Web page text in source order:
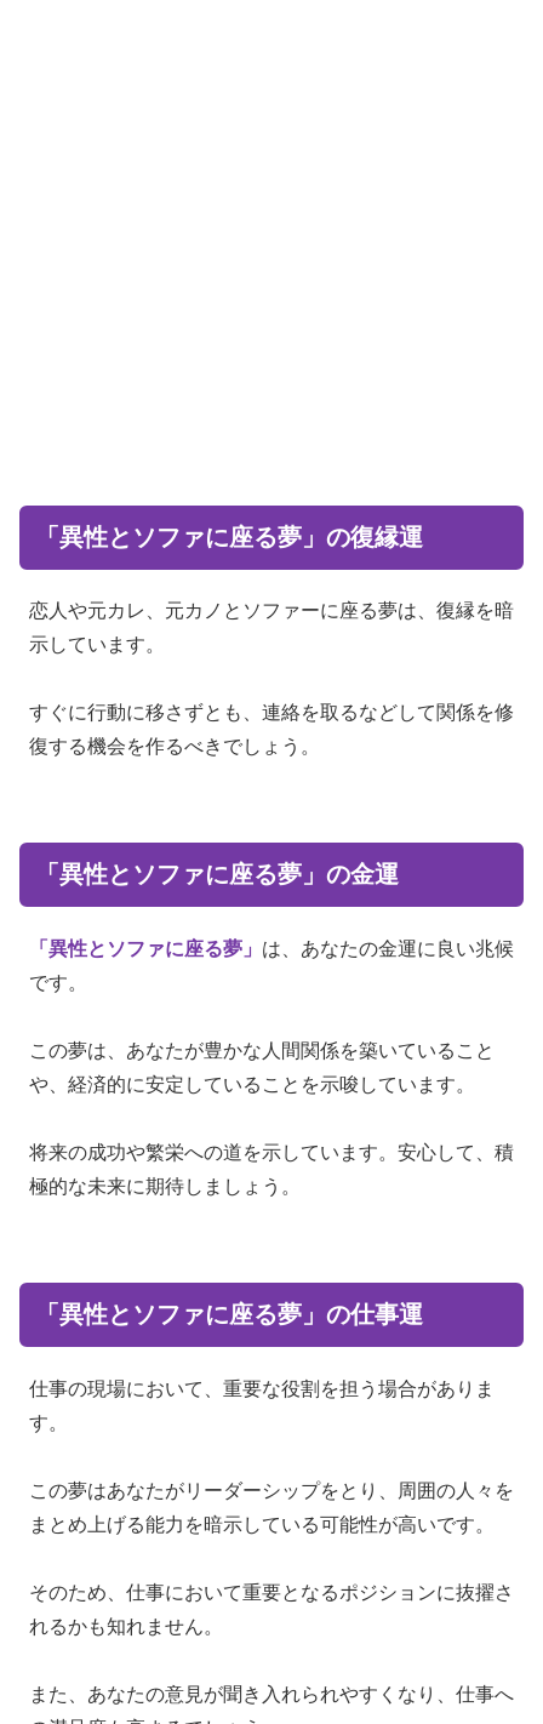
「異性とソファに座る夢」の復縁運
恋人や元カレ、元カノとソファーに座る夢は、復縁を暗
示しています。
すぐに行動に移さずとも、連絡を取るなどして関係を修
復する機会を作るべきでしょう。
「異性とソファに座る夢」の金運
「異性とソファに座る夢」 は、あなたの金運に良い兆候
です。
この夢は、あなたが豊かな人間関係を築いていること
や、経済的に安定していることを示唆しています。
将来の成功や繁栄への道を示しています。安心して、積
極的な未来に期待しましょう。
「異性とソファに座る夢」の仕事運
仕事の現場において、重要な役割を担う場合がありま
す。
この夢はあなたがリーダーシップをとり、周囲の人々を
まとめ上げる能力を暗示している可能性が高いです。
そのため、仕事において重要となるポジションに抜擢さ
れるかも知れません。
また、あなたの意見が聞き入れられやすくなり、仕事へ